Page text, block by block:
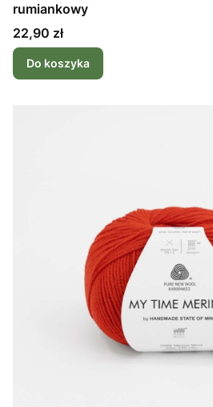
rumiankowy
Cena
22,90 zł
Do koszyka